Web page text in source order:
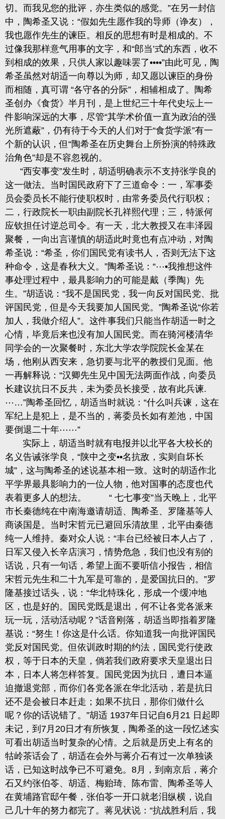
切。而我见您的批评，亦生类似的感觉。”在另一封信
中，陶希圣又说：“假如先生愿作我的导师（诤友），
我也愿作先生的谏臣。相反的思想有时是相成的。不
过像我那样意气用事的文字，和“郎当’式的东西，收不
到相成的效果，只供人家以趣味罢了••••”由此可见，陶
希圣虽然对胡适一向尊以为师，却又愿以谏臣的身份
而相随，真可谓 “各守各的分际”，相辅相成了。陶希
圣创办《食货》半月刊，是上世纪三十年代史坛上一
件影响深远的大事，尽管“其学术价值一直为政治的强
光所遮蔽”，仍有待于今天的人们对于“食货学派”有一
个新的认识，但“陶希圣在历史舞台上所扮演的特殊政
治角色”却是不容忽视的。
“西安事变”发生时，胡适明确表示不支持张学良的
这一做法。当时国民政府下了三道命令：一，军事委
员会委员长不能行使职权时，由常务委员代行职权；
二，行政院长一职由副院长孔祥熙代理；三，特派何
应钦担任讨逆总司令。有一天，北大教授又在丰泽园
聚餐，一向出言谨慎的胡适此时竟也有点冲动，对陶
希圣说：“希圣，你们国民党有读书人，否则无法下这
种命令，这是春秋大义。”陶希圣说：“⋯•我推想这件
事处理过程中，最具影响力的可能是戴（季陶）先
生。”胡适说：“我不是国民党，我一向反对国民党、批
评国民党，但是今天我要加人国民党。”陶希圣说“你若
加人，我做介绍人”。这件事我们只能当作胡适一时之
心情，毕竟后来也没有加人国民党。而在骑河楼清华
同学会的一次聚餐时，东北大学农学院院长金某在
场，他刚从西安来，急切要与北平的教授们见面。他
一再解释说：“汉卿先生见中国无法两面作战，向委员
长建议抗日不反共，未为委员长接受，故有此兵谏.
⋯…”陶希圣回忆，胡适当时就说：“什么叫兵谏，这在
军纪上是犯上，是不当的，蒋委员长如有差池，中国
要倒退二十年⋯⋯”
实际上，胡适当时就有电报并以北平各大校长的
名义告诫张学良，“陕中之变••名抗敌，实则自坏长
城”，这与陶希圣的述说基本相一致。这时的胡适作北
平学界最具影响力的一位人物，他对国事的态度也代
表着更多人的想法。 “ 七七事变”当天晚上，北平
市长秦德纯在中南海邀请胡适、陶希圣、罗隆基等人
商谈国是。当时宋哲元已避回乐清故里，北平由秦德
纯一人维持。秦对众人说：“丰台已经被日本人占了，
日军又侵入长辛店演习，情势危急，我们也没有别的
话说，只有一句话，希望上面不要听信小报告，相信
宋哲元先生和二十九军是可靠的，是爱国抗日的。”罗
隆基接过话头，说：“华北特珠化，形成一个缓冲地
区，也是好的。国民党既是退出，何不让各党各派来
玩一玩，活动活动呢？”话音刚落，胡适当即指着罗隆
基说：“努生！你这是什么话。你知道我一向批评国民
党反对国民党。但依训政时期的约法，国民党行使政
权，等于日本的天皇，倘若我们政府要求天皇退出日
本，日本人将怎样答复。国民党因为抗日，遭日本逼
迫撤退党部，而你们各党各派在华北活动，若是抗日
还不是会被日本赶走；如果不抗日，那你们做什么
呢？你的话说错了。”胡适 1937年日记自6月 21 日起即
未记，到7月20日才有所恢复，陶希圣的这一段忆述实
可看出胡适当时复杂的心情。之后就是历史上有名的
牯岭茶话会了，胡适在会外与蒋介石有过一次单独谈
话，已知这时战争已不可避免。8月，到南京后，蒋介
石又约张伯苓、胡适、梅贻琦、陈布雷、陶希圣等人
在黄埔路官邸午餐，张伯苓一开口就老泪纵横，说自
己几十年的努力都完了。蒋见状说： “抗战胜利后，我